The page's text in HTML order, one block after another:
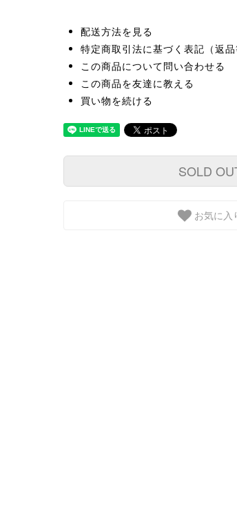
配送方法を見る
特定商取引法に基づく表記（返品
この商品について問い合わせる
この商品を友達に教える
買い物を続ける
SOLD
お気に入